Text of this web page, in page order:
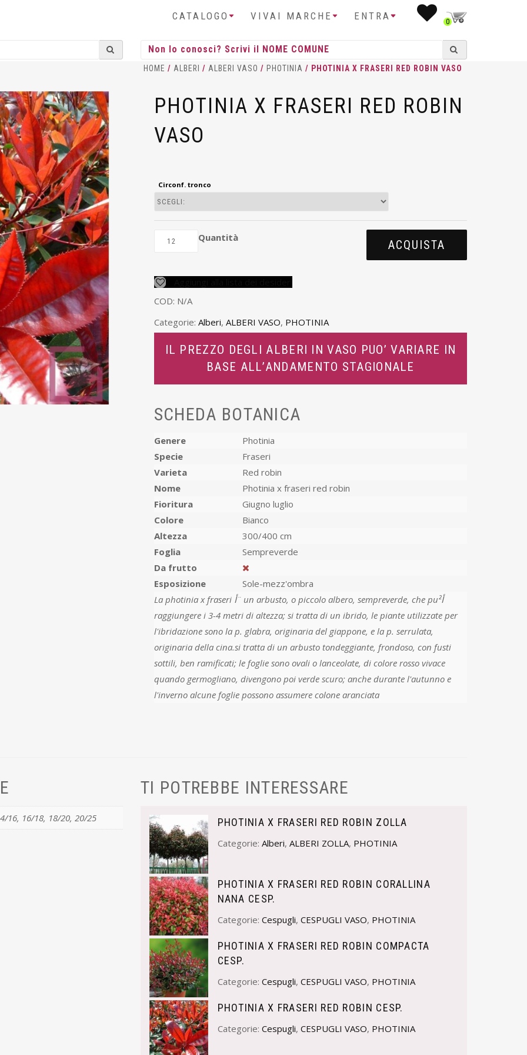
CATALOGO VIVAI MARCHE ENTRA 0
HOME / ALBERI / ALBERI VASO / PHOTINIA / PHOTINIA X FRASERI RED ROBIN VASO
PHOTINIA X FRASERI RED ROBIN
VASO
Circonf. tronco
Quantità
ACQUISTA
COD: N/A
Categorie: Alberi, ALBERI VASO, PHOTINIA
IL PREZZO DEGLI ALBERI IN VASO PUO’ VARIARE IN
BASE ALL’ANDAMENTO STAGIONALE
SCHEDA BOTANICA
Genere
Photinia
Specie
Fraseri
Varieta
Red robin
Nome
Photinia x fraseri red robin
Fioritura
Giugno luglio
Colore
Bianco
Altezza
300/400 cm
Foglia
Sempreverde
Da frutto
Esposizione
Sole-mezz'ombra
La photinia x fraseri أ¨ un arbusto, o piccolo albero, sempreverde, che puأ²
raggiungere i 3-4 metri di altezza; si tratta di un ibrido, le piante utilizzate per
l'ibridazione sono la p. glabra, originaria del giappone, e la p. serrulata,
originaria della cina.si tratta di un arbusto tondeggiante, frondoso, con fusti
sottili, ben ramificati; le foglie sono ovali o lanceolate, di colore rosso vivace
quando germogliano, divengono poi verde scuro; anche durante l'autunno e
l'inverno alcune foglie possono assumere colone aranciata
16, 16/18, 18/20, 20/25
TI POTREBBE INTERESSARE
PHOTINIA X FRASERI RED ROBIN ZOLLA
Categorie: Alberi, ALBERI ZOLLA, PHOTINIA
PHOTINIA X FRASERI RED ROBIN CORALLINA
NANA CESP.
Categorie: Cespugli, CESPUGLI VASO, PHOTINIA
PHOTINIA X FRASERI RED ROBIN COMPACTA
CESP.
Categorie: Cespugli, CESPUGLI VASO, PHOTINIA
PHOTINIA X FRASERI RED ROBIN CESP.
Categorie: Cespugli, CESPUGLI VASO, PHOTINIA